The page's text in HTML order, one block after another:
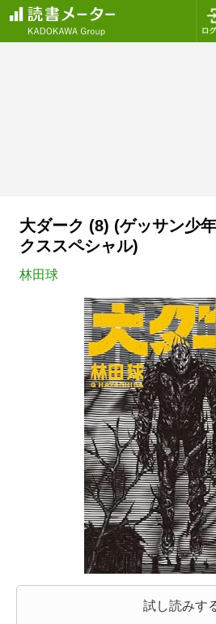
大ダーク (8) (ゲッサン少
クススペシャル)
林田球
試し読みす